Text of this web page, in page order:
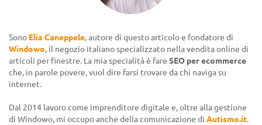
Sono Elia Caneppele, autore di questo articolo e fondatore di
Windowo, il negozio italiano specializzato nella vendita online di
articoli per finestre. La mia specialità è fare SEO per ecommerce
che, in parole povere, vuol dire farsi trovare da chi naviga su
internet.
Dal 2014 lavoro come imprenditore digitale e, oltre alla gestione
di Windowo, mi occupo anche della comunicazione di Autismo.it.